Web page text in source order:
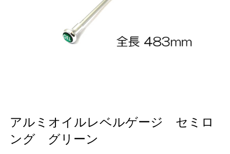
メンテナンス・工具ツール
お得なセット商品
チームマルヤマ
アルミオイルレベルゲージ セミロ
ング グリーン